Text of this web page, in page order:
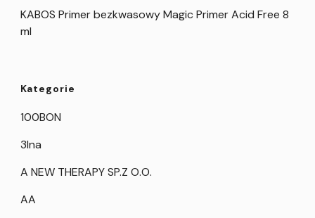
KABOS Primer bezkwasowy Magic Primer Acid Free 8
ml
Kategorie
100BON
3Ina
A NEW THERAPY SP.Z O.O.
AA